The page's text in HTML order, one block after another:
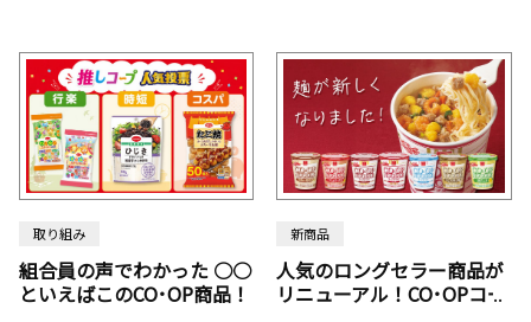
取り組み
組合員の声でわかった ○○
といえばこのCO･OP商品！
新商品
人気のロングセラー商品が
リニューアル！CO･OPコー